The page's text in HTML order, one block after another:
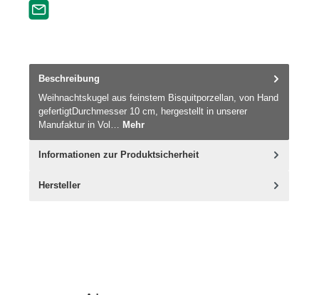
Beschreibung
Weihnachtskugel aus feinstem Bisquitporzellan, von Hand
gefertigtDurchmesser 10 cm, hergestellt in unserer
Manufaktur in Vol… Mehr
Informationen zur Produktsicherheit
Hersteller